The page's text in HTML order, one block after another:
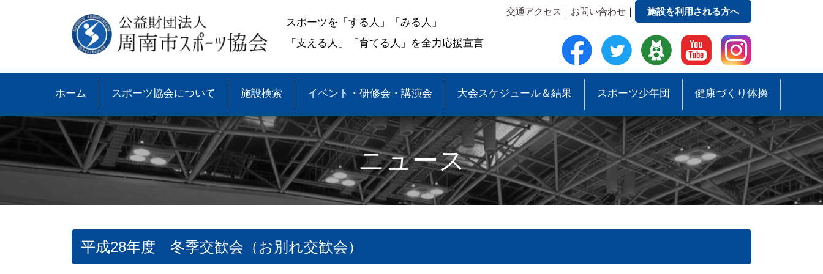
スポーツを「する人」「みる人」
「支える人」「育てる人」を全力応援宣言
交通アクセス ｜ お問い合わせ ｜ 施設を利用される方へ
ホーム スポーツ協会について
●諸規則 ●事業報告 ●事務局への質問・お問合せ
施設検索 イベント・研修会・講演会 大会スケジュール＆結果
●大会情報＆結果
スポーツ少年団
●スポーツ少年団とは ●スポーツ少年団大会情報 ●各種申請・報告書 ●スポーツ少年団助成事業
健康づくり体操
ニュース
平成28年度 冬季交歓会（お別れ交歓会）